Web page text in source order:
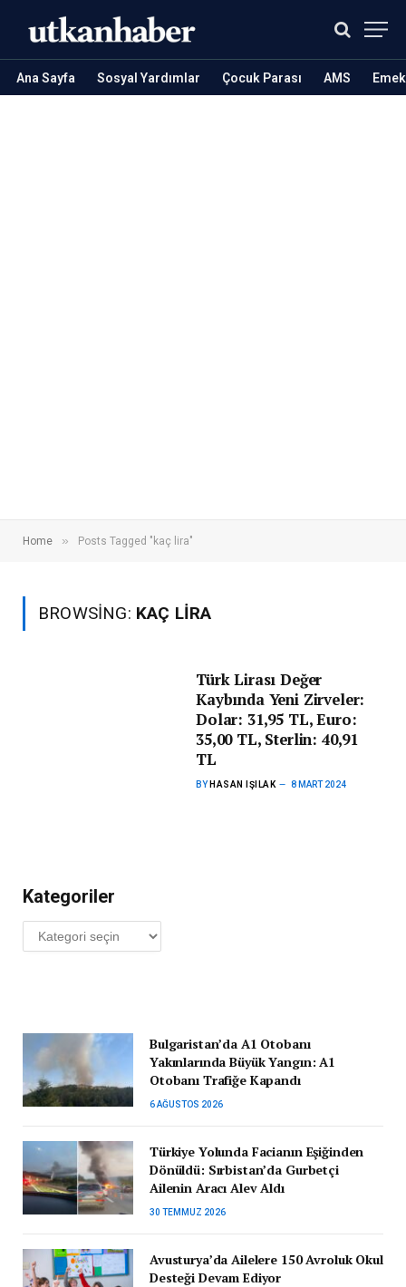
Ana Sayfa Sosyal Yardımlar Çocuk Parası AMS
Home » Posts Tagged "kaç lira"
BROWSING: KAÇ LIRA
Türk Lirası Değer
Kaybında Yeni Zirveler:
Dolar: 31,95 TL, Euro:
35,00 TL, Sterlin: 40,91
TL
BY HASAN IŞILAK 8 MART 2024
Kategoriler
Kategoriler
Bulgaristan’da A1 Otobanı
Yakınlarında Büyük Yangın: A1
Otobanı Trafiğe Kapandı
6 AĞUSTOS 2026
Türkiye Yolunda Facianın Eşiğinden
Dönüldü: Sırbistan’da Gurbetçi
Ailenin Aracı Alev Aldı
30 TEMMUZ 2026
Avusturya’da Ailelere 150 Avroluk Okul
Desteği Devam Ediyor